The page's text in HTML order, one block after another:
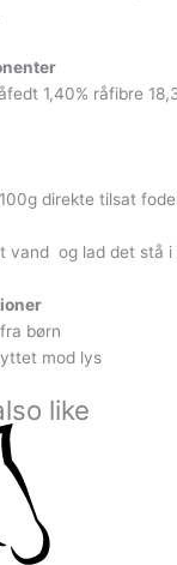
1,40% råfibre
direkte tilsat
vand og lad det stå i
børn
mod lys
like